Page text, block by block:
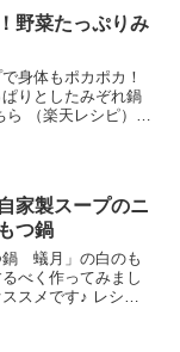
野菜たっぷりみ
身体もポカポカ！
りとしたみぞれ鍋
（楽天レシピ）
家製スープのニ
つ鍋
鍋 蟻月」の白のも
べく作ってみまし
スメです♪ レシピ